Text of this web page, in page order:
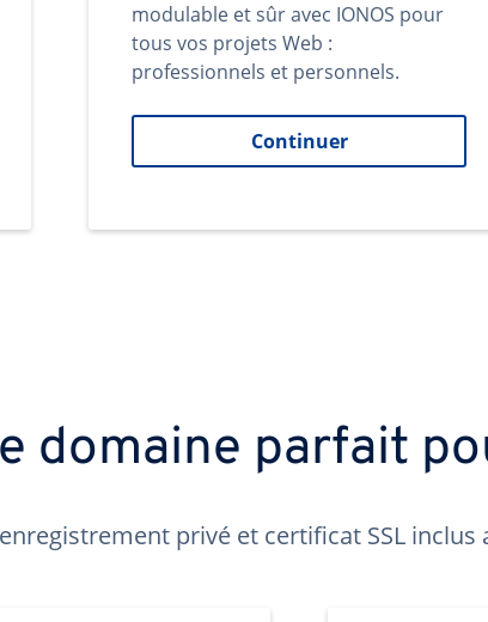
modulable et sûr avec IONOS pour
tous vos projets Web :
professionnels et personnels.
Continuer
domaine parfait
privé et certificat SSL inclus